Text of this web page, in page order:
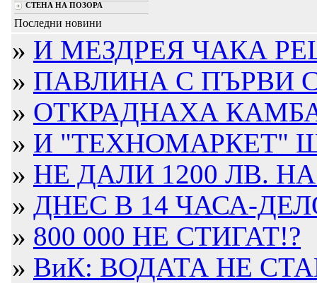
СТЕНА НА ПОЗОРА
Последни новини
» И МЕЗДРЕЯ ЧАКА
» ПАВЛИНА С ПЪРВИ
» ОТКРАДНАХА
» И "ТЕХНОМАРКЕТ"
» НЕ ДАЛИ 1200 ЛВ.
» ДНЕС В 14 ЧАСА-
» 800 000 НЕ СТИГАТ!?
» ВиК: ВОДАТА НЕ